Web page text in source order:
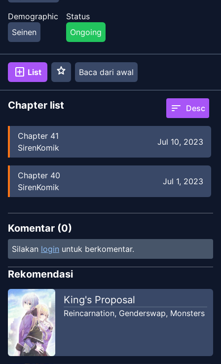
Demographic
Seinen
Status
Ongoing
add_box List star Baca dari awal
Chapter list sort Desc
Chapter 41
SirenKomik
Jul 10, 2023
Chapter 40
SirenKomik
Jul 1, 2023
Komentar (0)
Silakan login untuk berkomentar.
Rekomendasi
King's Proposal
Reincarnation, Genderswap, Monsters